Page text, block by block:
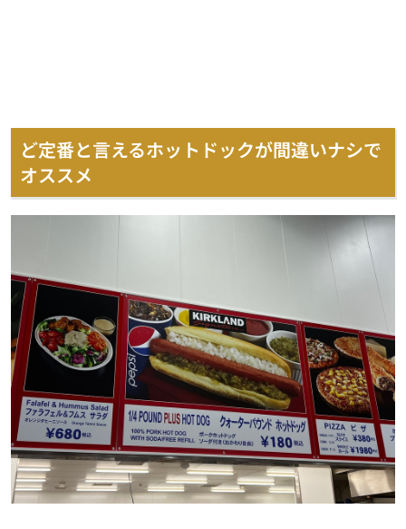
ど定番と言えるホットドックが間違いナシで
オススメ